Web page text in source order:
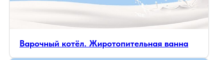
Варочный котёл. Жиротопительная ванна